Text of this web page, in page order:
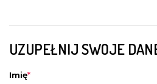
UZUPEŁNIJ SWOJE
Imię*